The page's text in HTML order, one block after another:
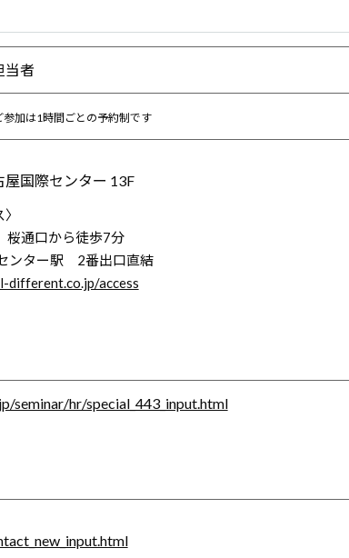
当者
参加は1時間ごとの予約制です
国際センター 13F
桜通口から徒歩7分
ンター駅 2番出口直結
different.co.jp/access
seminar/hr/special_443_input.html